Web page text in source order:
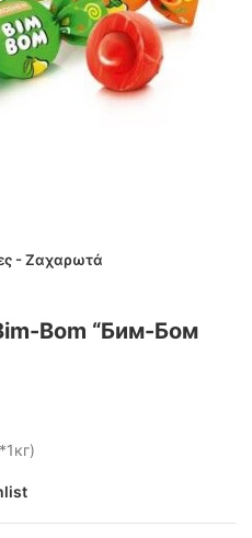
- Ζαχαρωτά
Bom “Бим-Бом